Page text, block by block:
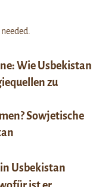
Wie Usbekistan
zu
Sowjetische
Usbekistan